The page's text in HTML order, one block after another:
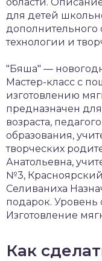
для детей
дополнительного
технологии и
"Бяша" —
Мастер-класс с
изготовлению
предназначен
возраста,
образования,
творческих
Анатольевна,
№3,
Селиваниха
подарок. Уровень
Изготовление
Как